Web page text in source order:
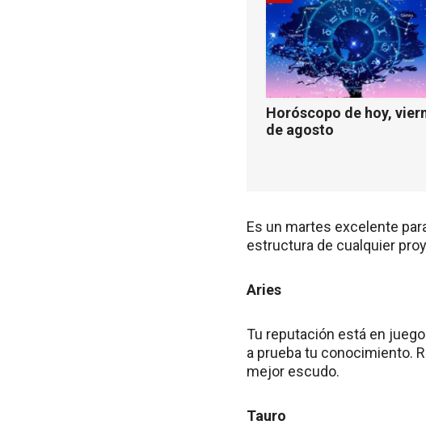
Horóscopo de hoy,
de agosto
Es un martes excelente
estructura de cualquier
Aries
Tu reputación está en
a prueba tu conocimiento.
mejor escudo.
Tauro